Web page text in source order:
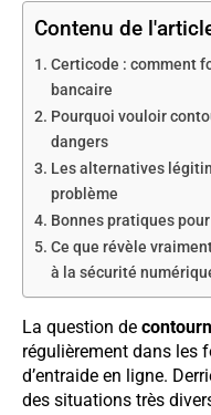
Contenu de
Certicode : comment
bancaire
Pourquoi vouloir
dangers
Les alternatives
problème
Bonnes pratiques
Ce que révèle
à la sécurité
La question de
régulièrement dans les
d’entraide en ligne.
des situations très